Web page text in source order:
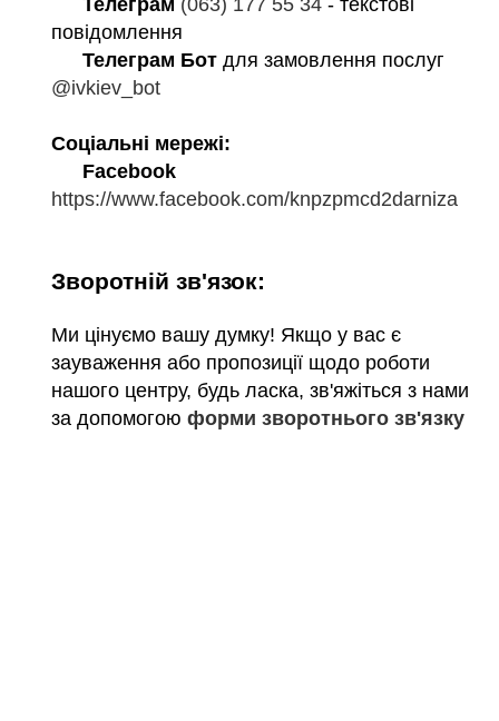
Телеграм (063) 177 55 34 - текстові
повідомлення
Телеграм Бот для замовлення послуг
@ivkiev_bot
Соціальні мережі:
Facebook
https://www.facebook.com/knpzpmcd2darniza
Зворотній зв'язок:
Ми цінуємо вашу думку! Якщо у вас є
зауваження або пропозиції щодо роботи
нашого центру, будь ласка, зв'яжіться з нами
за допомогою форми зворотнього зв'язку